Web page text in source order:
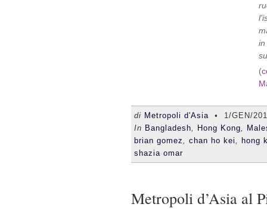
in
(
di Metropoli d'Asia • 1/GEN/
In Bangladesh, Hong Kong,
brian gomez, chan ho kei,
hong
shazia omar
Metropoli d’Asia al